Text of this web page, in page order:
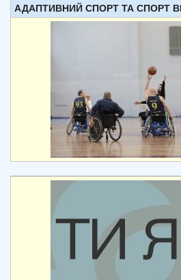
АДАПТИВНИЙ СПОРТ ТА СПОРТ